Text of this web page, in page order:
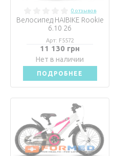
0 отзывов
Велосипед HAIBIKE Rookie
6.10 26
Арт: F5572
11 130 грн
Нет в наличии
ПОДРОБНЕЕ